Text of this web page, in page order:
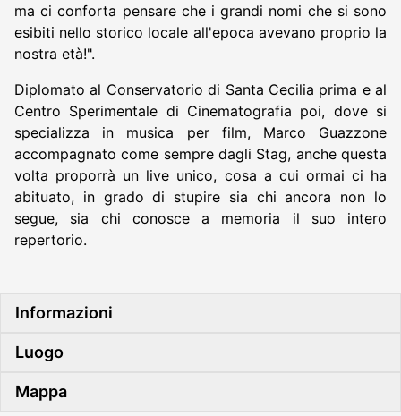
ma ci conforta pensare che i grandi nomi che si sono
esibiti nello storico locale all'epoca avevano proprio la
nostra età!".
Diplomato al Conservatorio di Santa Cecilia prima e al
Centro Sperimentale di Cinematografia poi, dove si
specializza in musica per film, Marco Guazzone
accompagnato come sempre dagli Stag, anche questa
volta proporrà un live unico, cosa a cui ormai ci ha
abituato, in grado di stupire sia chi ancora non lo
segue, sia chi conosce a memoria il suo intero
repertorio.
Informazioni
Luogo
Mappa